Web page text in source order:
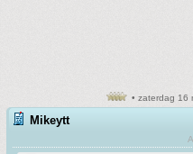
• zaterdag 16
Mikeytt